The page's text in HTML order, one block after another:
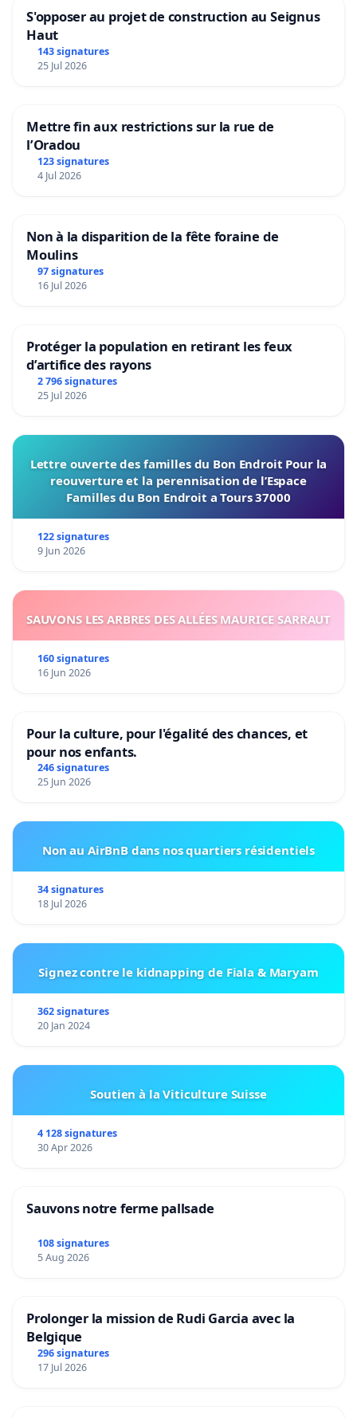
S'opposer au projet de construction au Seignus
Haut
143 signatures
25 Jul 2026
Mettre fin aux restrictions sur la rue de
l’Oradou
123 signatures
4 Jul 2026
Non à la disparition de la fête foraine de
Moulins
97 signatures
16 Jul 2026
Protéger la population en retirant les feux
d’artifice des rayons
2 796 signatures
25 Jul 2026
Lettre ouverte des familles du Bon Endroit Pour la
reouverture et la perennisation de l’Espace
Familles du Bon Endroit a Tours 37000
122 signatures
9 Jun 2026
SAUVONS LES ARBRES DES ALLÉES MAURICE SARRAUT
160 signatures
16 Jun 2026
Pour la culture, pour l'égalité des chances, et
pour nos enfants.
246 signatures
25 Jun 2026
Non au AirBnB dans nos quartiers résidentiels
34 signatures
18 Jul 2026
Signez contre le kidnapping de Fiala & Maryam
362 signatures
20 Jan 2024
Soutien à la Viticulture Suisse
4 128 signatures
30 Apr 2026
Sauvons notre ferme pallsade
108 signatures
5 Aug 2026
Prolonger la mission de Rudi Garcia avec la
Belgique
296 signatures
17 Jul 2026